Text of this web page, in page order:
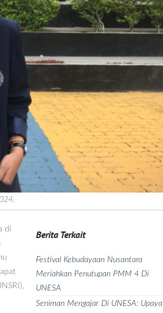
Berita Terkait
Festival Kebudayaan Nusantara
Meriahkan Penutupan PMM 4 Di
UNESA
Seniman Mengajar Di UNESA: Upaya
di